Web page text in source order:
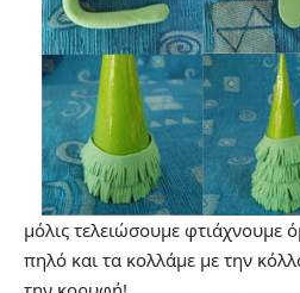
μόλις τελειώσουμε φτιάχνουμε
πηλό και τα κολλάμε με την